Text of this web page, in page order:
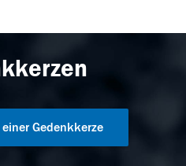
Gedenkkerze